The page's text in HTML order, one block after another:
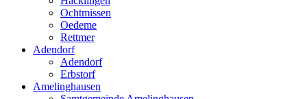
Ochtmissen
Oedeme
Rettmer
Adendorf
Adendorf
Erbstorf
Amelinghausen